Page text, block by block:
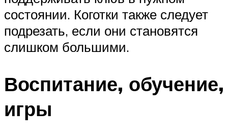
состоянии. Коготки также следует
подрезать, если они становятся
слишком большими.
Воспитание, обучение,
игры